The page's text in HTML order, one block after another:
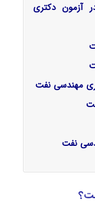
آزمون دکتری
مهندسی نفت
نفت